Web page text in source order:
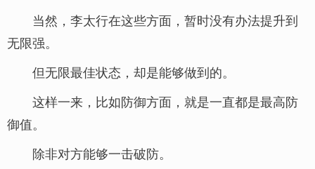
当然，李太行在这些方面，暂时没有办法提升到
无限强。
但无限最佳状态，却是能够做到的。
这样一来，比如防御方面，就是一直都是最高防
御值。
除非对方能够一击破防。